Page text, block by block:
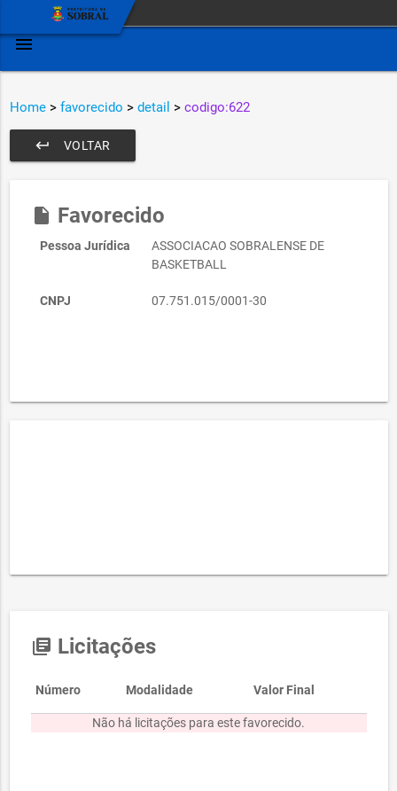
menu
Home > favorecido > detail > codigo:622
VOLTAR
keyboard_return
insert_drive_file Favorecido
Pessoa Jurídica
ASSOCIACAO SOBRALENSE DE
BASKETBALL
CNPJ 07.751.015/0001-30
library_books Licitações
Número Modalidade Valor Final
Não há licitações para este favorecido.